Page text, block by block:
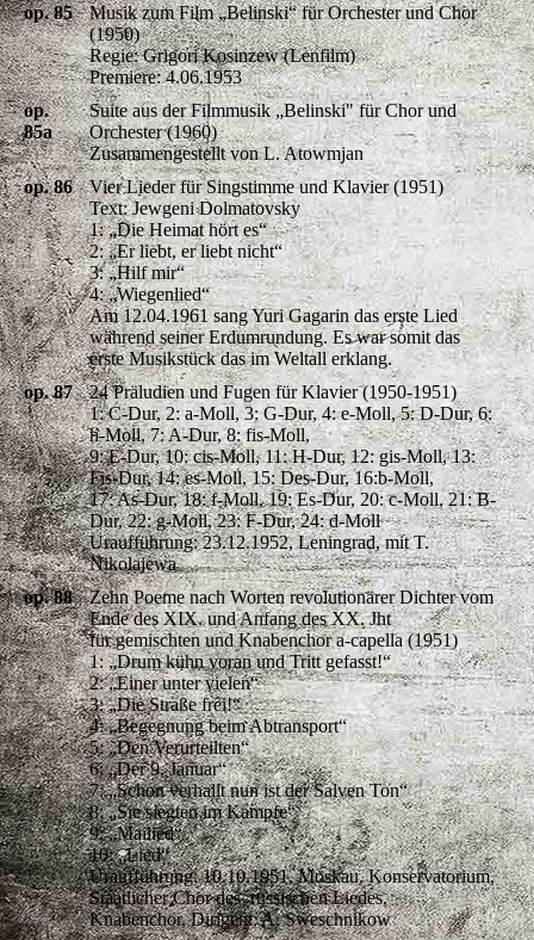
op. 85
Musik zum Film „Belinski“ für Orchester und Chor
(1950)
Regie: Grigori Kosinzew (Lenfilm)
Premiere: 4.06.1953
op.
85a
Suite aus der Filmmusik „Belinski" für Chor und
Orchester (1960)
Zusammengestellt von L. Atowmjan
op. 86
Vier Lieder für Singstimme und Klavier (1951)
Text: Jewgeni Dolmatovsky
1: „Die Heimat hört es“
2: „Er liebt, er liebt nicht“
3: „Hilf mir“
4: „Wiegenlied“
Am 12.04.1961 sang Yuri Gagarin das erste Lied
während seiner Erdumrundung. Es war somit das
erste Musikstück das im Weltall erklang.
op. 87
24 Präludien und Fugen für Klavier (1950-1951)
1: C-Dur, 2: a-Moll, 3: G-Dur, 4: e-Moll, 5: D-Dur, 6:
h-Moll, 7: A-Dur, 8: fis-Moll,
9: E-Dur, 10: cis-Moll, 11: H-Dur, 12: gis-Moll, 13:
Fis-Dur, 14: es-Moll, 15: Des-Dur, 16:b-Moll,
17: As-Dur, 18: f-Moll, 19: Es-Dur, 20: c-Moll, 21: B-
Dur, 22: g-Moll, 23: F-Dur, 24: d-Moll
Uraufführung: 23.12.1952, Leningrad, mit T.
Nikolajewa
op. 88
Zehn Poeme nach Worten revolutionärer Dichter vom
Ende des XIX. und Anfang des XX. Jht
für gemischten und Knabenchor a-capella (1951)
1: „Drum kühn voran und Tritt gefasst!“
2: „Einer unter vielen“
3: „Die Straße frei!“
4: „Begegnung beim Abtransport“
5: „Den Verurteilten“
6: „Der 9. Januar“
7: „Schon verhallt nun ist der Salven Ton“
8: „Sie siegten im Kampfe“
9: „Mailied“
10: „Lied“
Uraufführung: 10.10.1951, Moskau, Konservatorium,
Staatlicher Chor des russischen Liedes,
Knabenchor, Dirigent: A. Sweschnikow